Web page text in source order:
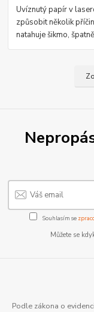
Uvíznutý papír v
způsobit několik
natahuje šikmo,
Souhlasím se
Můžete se
Podle zákona o